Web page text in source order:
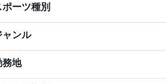
ポーツ種別
ャンル
務地